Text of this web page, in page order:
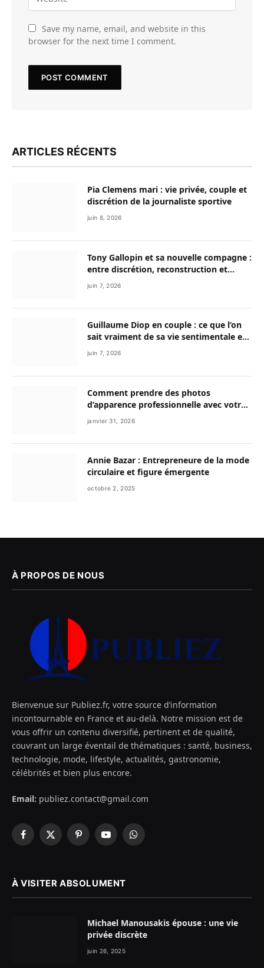
Save my name, email, and website in this
browser for the next time I comment.
ARTICLES RÉCENTS
Pia Clemens mari : vie privée, couple et
discrétion de la journaliste sportive
juin 8, 2026
Tony Gallopin et sa nouvelle compagne :
entre discrétion, reconstruction et
nouvelle vie
juin 7, 2026
Guillaume Diop en couple : ce que l’on
sait vraiment de sa vie sentimentale et
de son parcours exceptionnel
juin 7, 2026
Comment prendre des photos
d’apparence professionnelle avec votre
smartphone ?
janvier 31, 2026
Annie Bazar : Entrepreneure de la mode
circulaire et figure émergente
octobre 2, 2025
À PROPOS DE NOUS
Bienvenue sur Publiez.fr, votre source d’information
incontournable en France et au-delà. Notre mission est de
vous offrir un contenu diversifié, pertinent et de qualité,
couvrant un large éventail de thématiques : santé, business,
technologie, mode, lifestyle, actualités, gastronomie,
célébrités et bien plus encore.
Email: publiez.contact@gmail.com
Facebook
X
PinterestYouTubeWhatsApp
À VISITER ABSOLUMENT
Michael Manousakis épouse : une vie
privée discrète
juin 26, 2025